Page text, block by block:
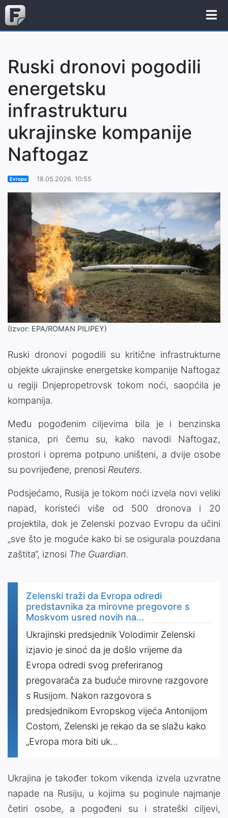
Ruski dronovi pogodili
energetsku
infrastrukturu
ukrajinske kompanije
Naftogaz
Evropa 18.05.2026. 10:55
(Izvor: EPA/ROMAN PILIPEY)
Ruski dronovi pogodili su kritične infrastrukturne
objekte ukrajinske energetske kompanije Naftogaz
u regiji Dnjepropetrovsk tokom noći, saopćila je
kompanija.
Među pogođenim ciljevima bila je i benzinska
stanica, pri čemu su, kako navodi Naftogaz,
prostori i oprema potpuno uništeni, a dvije osobe
su povrijeđene, prenosi Reuters.
Podsjećamo, Rusija je tokom noći izvela novi veliki
napad, koristeći više od 500 dronova i 20
projektila, dok je Zelenski pozvao Evropu da učini
„sve što je moguće kako bi se osigurala pouzdana
zaštita“, iznosi The Guardian.
Zelenski traži da Evropa odredi
predstavnika za mirovne pregovore s
Moskvom usred novih na...
Ukrajinski predsjednik Volodimir Zelenski
izjavio je sinoć da je došlo vrijeme da
Evropa odredi svog preferiranog
pregovarača za buduće mirovne razgovore
s Rusijom. Nakon razgovora s
predsjednikom Evropskog vijeća Antonijom
Costom, Zelenski je rekao da se slažu kako
„Evropa mora biti uk...
Ukrajina je također tokom vikenda izvela uzvratne
napade na Rusiju, u kojima su poginule najmanje
četiri osobe, a pogođeni su i strateški ciljevi,